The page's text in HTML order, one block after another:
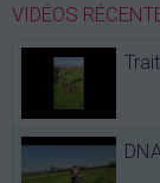
VIDÉOS